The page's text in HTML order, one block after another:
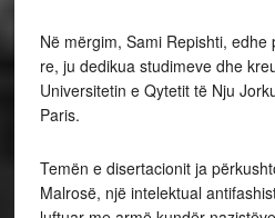
Në mërgim, Sami Repishti,
re, ju dedikua studimeve dhe
Universitetin e Qytetit të Nju
Paris.
Temën e disertacionit ja
Malrosë, një intelektual